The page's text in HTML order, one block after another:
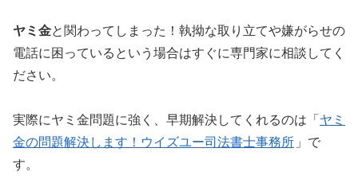
ヤミ金と関わってしまった！執拗な取り立てや嫌がらせの
電話に困っているという場合はすぐに専門家に相談してく
ださい。
実際にヤミ金問題に強く、早期解決してくれるのは「 ヤミ
金の問題解決します！ウイズユー司法書士事務所 」で
す。